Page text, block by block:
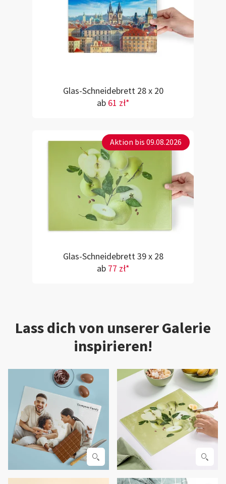
Glas-Schneidebrett 28 x 20
ab 61 zł*
Aktion bis 09.08.2026
Glas-Schneidebrett 39 x 28
ab 77 zł*
Lass dich von unserer Galerie
inspirieren!